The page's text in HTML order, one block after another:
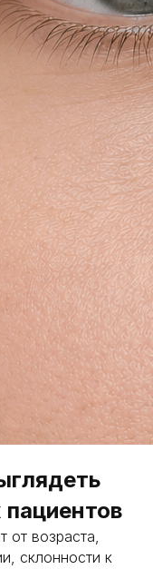
от возраста,
склонности к